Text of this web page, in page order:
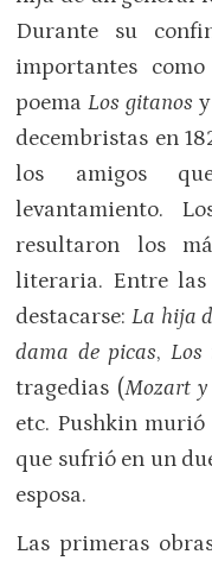
Durante su
importantes
poemaLos gitanos
decembristas en
los amigos
levantamiento.
resultaron los
literaria. Entre las
destacarse:La hija
dama de picas, Los
tragedias (Mozart
etc. Pushkin
que sufrió en un
esposa.
Las primeras